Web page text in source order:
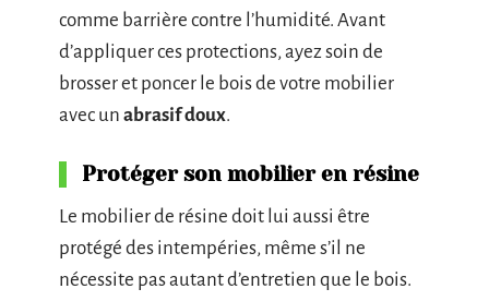
comme barrière contre l’humidité. Avant
d’appliquer ces protections, ayez soin de
brosser et poncer le bois de votre mobilier
avec un abrasif doux.
Protéger son mobilier en résine
Le mobilier de résine doit lui aussi être
protégé des intempéries, même s’il ne
nécessite pas autant d’entretien que le bois.